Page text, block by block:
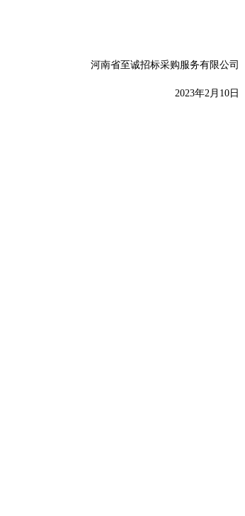
河南省至诚招标采购服务有限公司
2023年2月 10 日